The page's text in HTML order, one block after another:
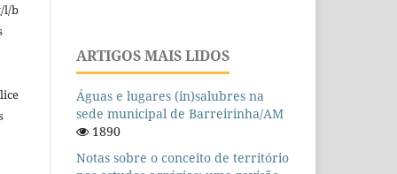
l/b
ARTIGOS MAIS LIDOS
Águas e lugares (in)salubres na
sede municipal de Barreirinha/AM
1890
Notas sobre o conceito de território